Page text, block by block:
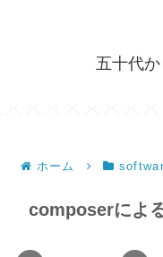
五十代か
ホーム
composerによ